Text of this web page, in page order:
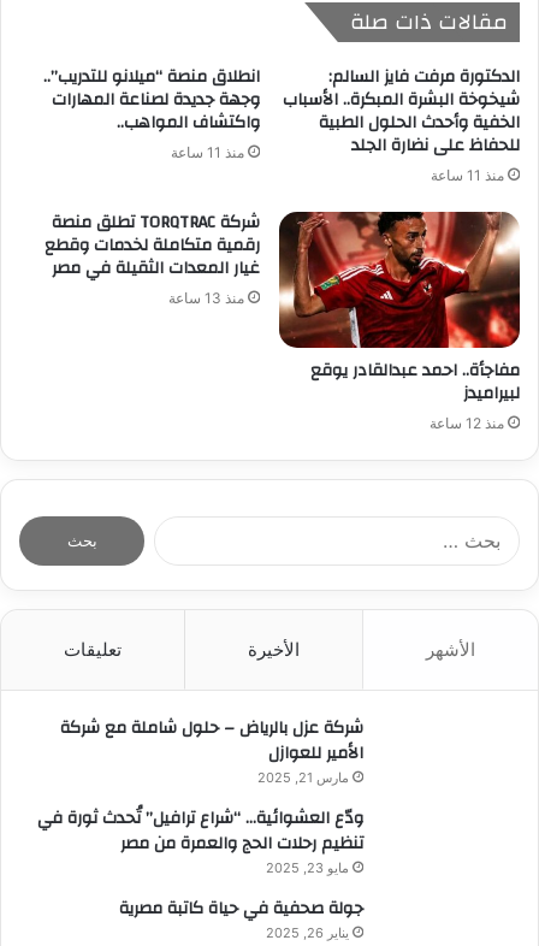
مقالات ذات صلة
الدكتورة مرفت فايز السالم:
شيخوخة البشرة المبكرة.. الأسباب
الخفية وأحدث الحلول الطبية
للحفاظ على نضارة الجلد
منذ 11 ساعة
انطلاق منصة “ميلانو للتدريب”..
وجهة جديدة لصناعة المهارات
واكتشاف المواهب..
منذ 11 ساعة
مفاجأة.. احمد عبدالقادر يوقع
لبيراميدز
منذ 12 ساعة
شركة TORQTRAC تطلق منصة
رقمية متكاملة لخدمات وقطع
غيار المعدات الثقيلة في مصر
منذ 13 ساعة
الأشهر الأخيرة تعليقات
شركة عزل بالرياض – حلول شاملة مع شركة
الأمير للعوازل
مارس 21, 2025
ودّع العشوائية… “شراع ترافيل” تُحدث ثورة في
تنظيم رحلات الحج والعمرة من مصر
مايو 23, 2025
جولة صحفية في حياة كاتبة مصرية
يناير 26, 2025